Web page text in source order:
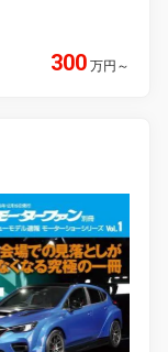
300 万円 ～